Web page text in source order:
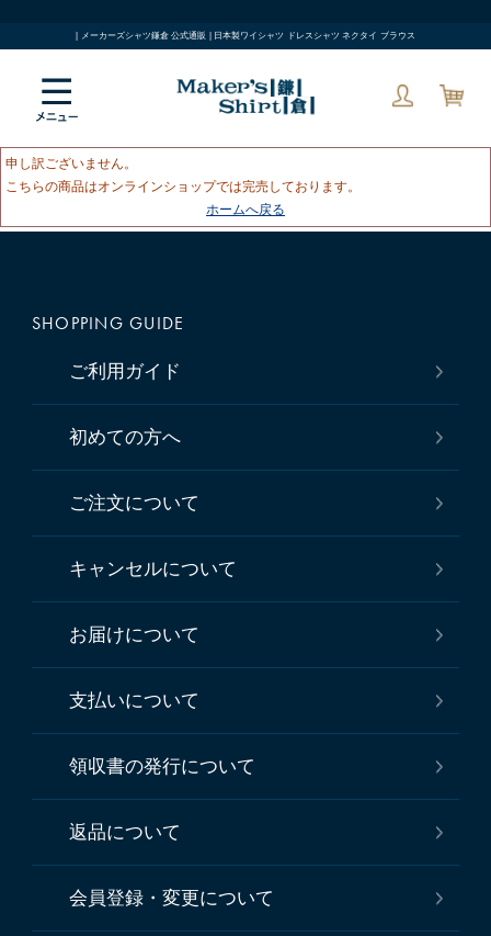
| メーカーズシャツ鎌倉 公式通販 | 日本製ワイシャツ ドレスシャツ ネクタイ ブラウス
申し訳ございません。
こちらの商品はオンラインショップでは完売しております。
ホームへ戻る
SHOPPING GUIDE
ご利用ガイド
初めての方へ
ご注文について
キャンセルについて
お届けについて
支払いについて
領収書の発行について
返品について
会員登録・変更について